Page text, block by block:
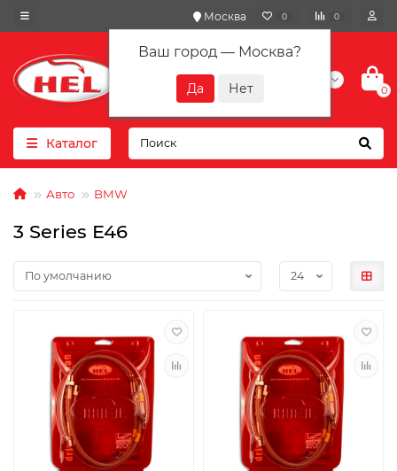
Москва
Ваш город — Москва?
0 0
+7(901) 417-10-01
0
Каталог
Авто BMW
3 Series E46